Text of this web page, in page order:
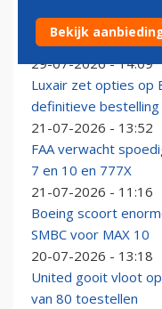
Certificering Boeing
vliegproeven
29-07-2026 - 14:09
Luxair zet opties op
definitieve bestelling
21-07-2026 - 13:52
FAA verwacht
7 en 10 en 777X
21-07-2026 - 11:16
Boeing scoort
SMBC voor MAX 10
20-07-2026 - 13:18
United gooit vloot
van 80 toestellen
Bekijk